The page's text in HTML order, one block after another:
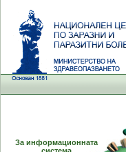
За информационната